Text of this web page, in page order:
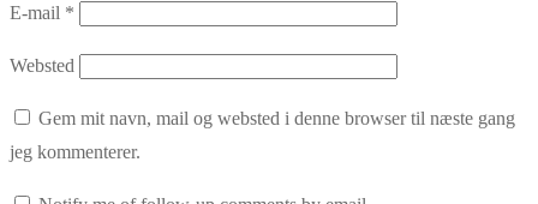
E-mail *
Websted
Gem mit navn, mail og websted i denne browser til næste gang
jeg kommenterer.